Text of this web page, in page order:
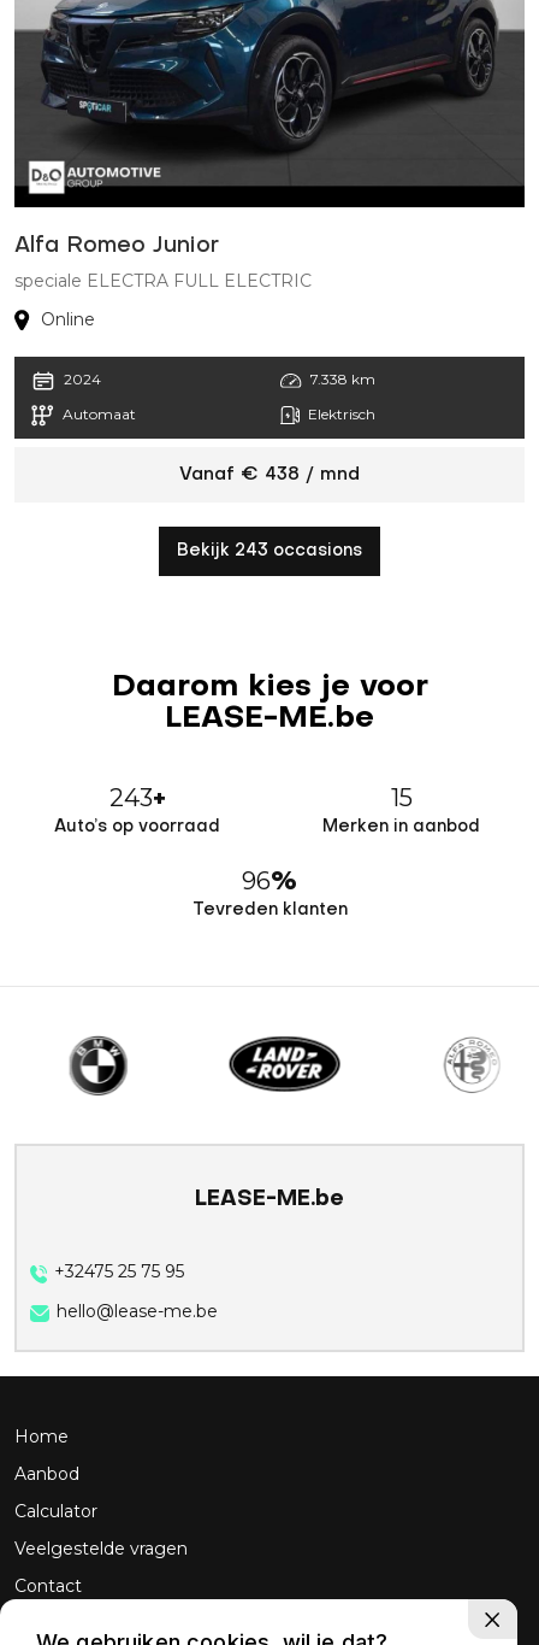
Alfa Romeo Junior
speciale ELECTRA FULL ELECTRIC
Online
2024
7.338 km
Automaat
Elektrisch
Vanaf € 438 / mnd
Bekijk 243 occasions
Daarom kies je voor
LEASE-ME.be
243+
Auto’s op voorraad
15
Merken in aanbod
96%
Tevreden klanten
LEASE-ME.be
+32475 25 75 95
hello@lease-me.be
Home
Aanbod
Calculator
Veelgestelde vragen
Contact